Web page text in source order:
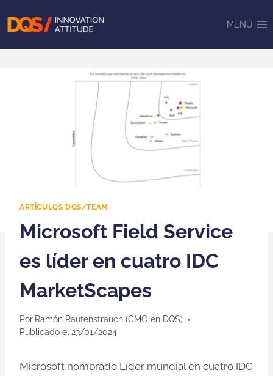
MENÚ
ARTÍCULOS DQS/TEAM
Microsoft Field Service
es líder en cuatro IDC
MarketScapes
Por Ramón Rautenstrauch (CMO en DQS)
Publicado el 23/01/2024
Microsoft nombrado Líder mundial en cuatro IDC